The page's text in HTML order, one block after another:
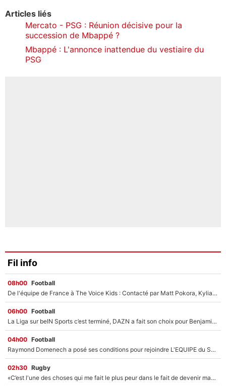
Articles liés
Mercato - PSG : Réunion décisive pour la
succession de Mbappé ?
Mbappé : L'annonce inattendue du vestiaire du
PSG
Fil info
08h00 Football
De l'équipe de France à The Voice Kids : Contacté par Matt Pokora, Kylian Mbappé a accepté de jouer un rôle inédit sur TF1 !
06h00 Football
La Liga sur beIN Sports c’est terminé, DAZN a fait son choix pour Benjamin Da Silva et Omar Da Fonseca !
04h00 Football
Raymond Domenech a posé ses conditions pour rejoindre L'EQUIPE du Soir : Il refuse de faire l'émission avec un autre chroniqueur !
02h30 Rugby
«C’est l'une des choses qui me fait le plus peur dans le fait de devenir maman» : En couple avec Antoine Dupont, Iris Mittenaere s'inquiète déjà pour ses futurs enfants !